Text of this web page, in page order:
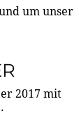
um unser
2017 mit